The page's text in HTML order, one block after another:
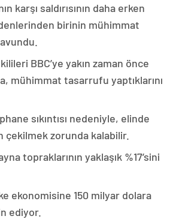
karşı saldırısının daha erken
birinin mühimmat
BBC’ye yakın zaman önce
mühimmat tasarrufu yaptıklarını
sıkıntısı nedeniyle, elinde
zorunda kalabilir.
topraklarının yaklaşık %17’sini
ekonomisine 150 milyar dolara
ediyor.